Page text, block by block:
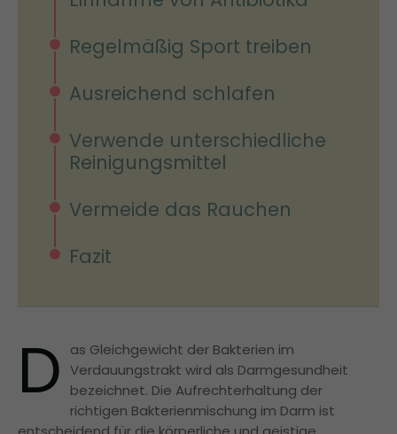
Regelmäßig Sport treiben
Ausreichend schlafen
Verwende unterschiedliche
Reinigungsmittel
Vermeide das Rauchen
Fazit
D
as Gleichgewicht der Bakterien im
Verdauungstrakt wird als Darmgesundheit
bezeichnet. Die Aufrechterhaltung der
richtigen Bakterienmischung im Darm ist